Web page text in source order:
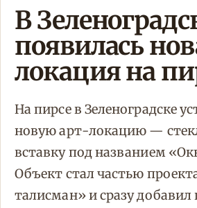
В
появилась
локация на
На пирсе в Зеленоградске
новую арт-локацию —
вставку под названием
Объект стал частью
талисман» и сразу